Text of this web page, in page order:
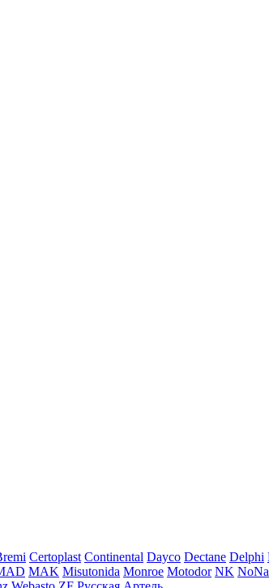
Certoplast Continental Dayco Dectane Delphi
MAK Misutonida Monroe Motodor NK